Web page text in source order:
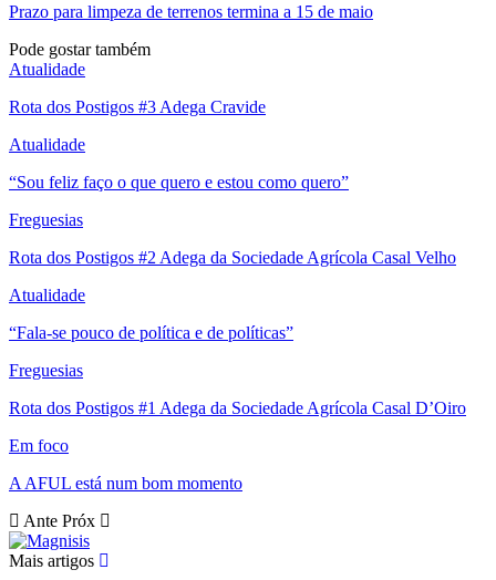
Prazo para limpeza de terrenos termina a 15 de maio
Pode gostar também
Atualidade
Rota dos Postigos #3 Adega Cravide
Atualidade
“Sou feliz faço o que quero e estou como quero”
Freguesias
Rota dos Postigos #2 Adega da Sociedade Agrícola Casal Velho
Atualidade
“Fala-se pouco de política e de políticas”
Freguesias
Rota dos Postigos #1 Adega da Sociedade Agrícola Casal D’Oiro
Em foco
A AFUL está num bom momento
Ante Próx
Mais artigos